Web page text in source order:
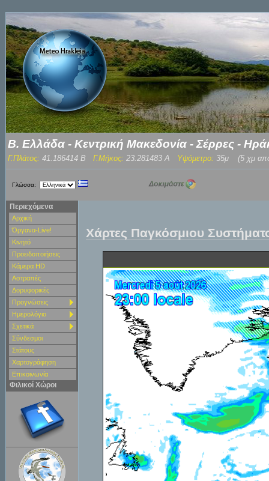
Β. Ελλάδα - Κεντρική Μακεδονία - Σέρρες -
Γ.Πλάτος: 41.186414 Β Γ.Μήκος: 23.281483 Α Υψόμετρο: 35μ (5 χμ
Γλώσσα:
Περιεχόμενα
Αρχική
Όργανα-Live!
Κινητό
Προειδοποιήσεις
Κάμερα HD
Αστραπές
Δορυφορικές
Προγνώσεις
Ημερολόγιο
Σχετικά
Σύνδεσμοι
Στάτους
Χαρτoγράφηση
Επικοινωνία
Φιλικοί Χώροι
Χάρτες Παγκόσμιου